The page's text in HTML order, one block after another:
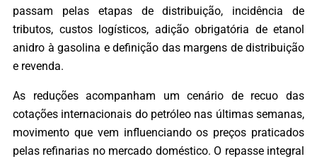
passam pelas etapas de distribuição, incidência de
tributos, custos logísticos, adição obrigatória de etanol
anidro à gasolina e definição das margens de distribuição
e revenda.
As reduções acompanham um cenário de recuo das
cotações internacionais do petróleo nas últimas semanas,
movimento que vem influenciando os preços praticados
pelas refinarias no mercado doméstico. O repasse integral